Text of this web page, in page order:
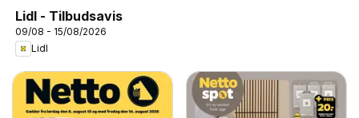
Lidl - Tilbudsavis
09/08 - 15/08/2026
Lidl